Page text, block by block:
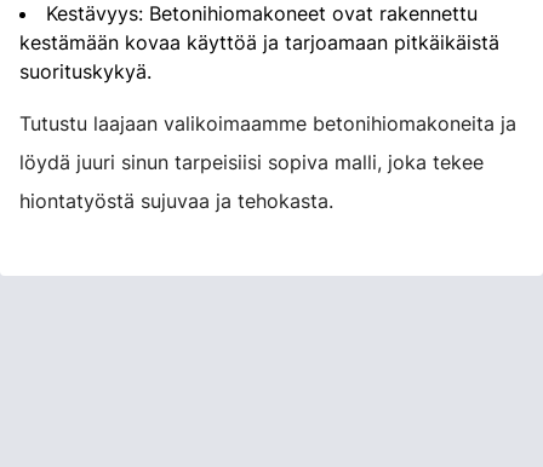
Kestävyys: Betonihiomakoneet ovat rakennettu
kestämään kovaa käyttöä ja tarjoamaan pitkäikäistä
suorituskykyä.
Tutustu laajaan valikoimaamme betonihiomakoneita ja
löydä juuri sinun tarpeisiisi sopiva malli, joka tekee
hiontatyöstä sujuvaa ja tehokasta.